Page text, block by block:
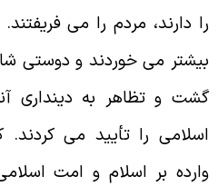
دارند، مردم را مى فريفتند.
مى خوردند و دوستى شان
و تظاهر به ديندارى
را تأييد مى
بر اسلام و امت